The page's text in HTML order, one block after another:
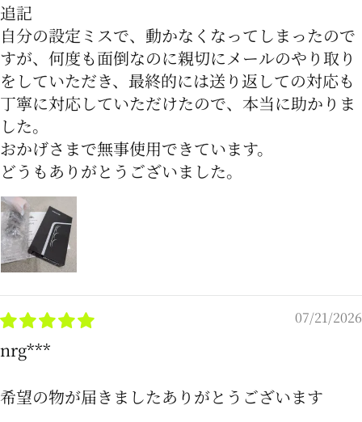
追記
自分の設定ミスで、動かなくなってしまったので
すが、何度も面倒なのに親切にメールのやり取り
をしていただき、最終的には送り返しての対応も
丁寧に対応していただけたので、本当に助かりま
した。
おかげさまで無事使用できています。
どうもありがとうございました。
07/21/2026
nrg***
希望の物が届きましたありがとうございます